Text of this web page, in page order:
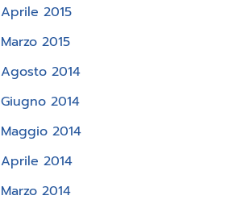
Aprile 2015
Marzo 2015
Agosto 2014
Giugno 2014
Maggio 2014
Aprile 2014
Marzo 2014